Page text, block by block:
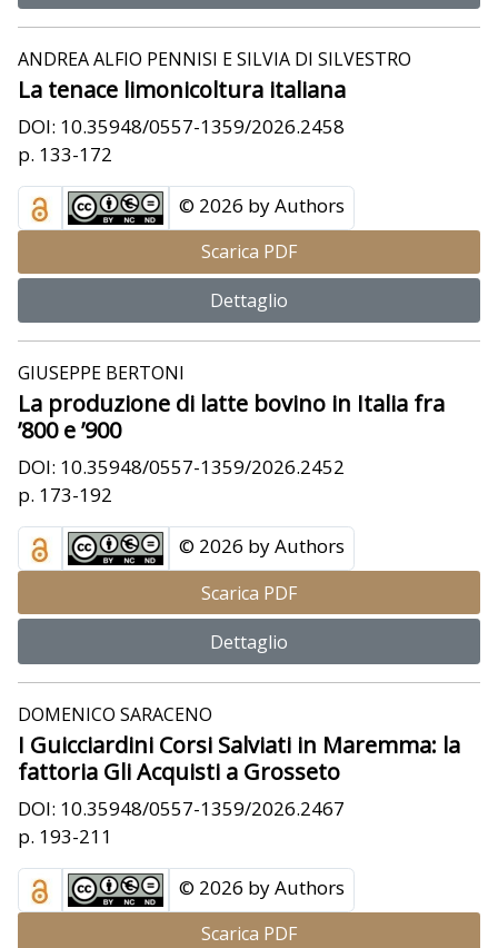
ANDREA ALFIO PENNISI E SILVIA DI SILVESTRO
La tenace limonicoltura italiana
DOI: 10.35948/0557-1359/2026.2458
p. 133-172
© 2026 by Authors
Scarica PDF
Dettaglio
GIUSEPPE BERTONI
La produzione di latte bovino in Italia fra
’800 e ’900
DOI: 10.35948/0557-1359/2026.2452
p. 173-192
© 2026 by Authors
Scarica PDF
Dettaglio
DOMENICO SARACENO
I Guicciardini Corsi Salviati in Maremma: la
fattoria Gli Acquisti a Grosseto
DOI: 10.35948/0557-1359/2026.2467
p. 193-211
© 2026 by Authors
Scarica PDF